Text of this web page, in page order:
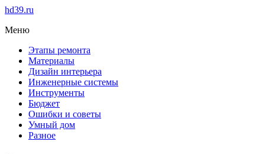
hd39.ru
Меню
Этапы ремонта
Материалы
Дизайн интерьера
Инженерные системы
Инструменты
Бюджет
Ошибки и советы
Умный дом
Разное